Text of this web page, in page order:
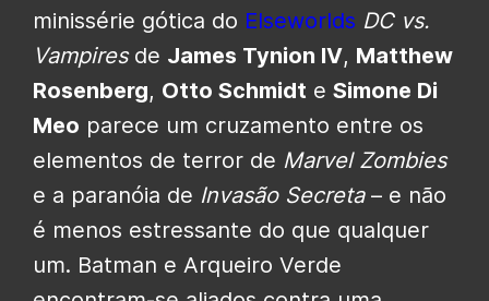
minissérie gótica do Elseworlds DC vs.
Vampiresde James Tynion IV, Matthew
Rosenberg, Otto Schmidt e Simone Di
Meo parece um cruzamento entre os
elementos de terror de Marvel Zombies
e a paranóia de Invasão Secreta– e não
é menos estressante do que qualquer
um. Batman e Arqueiro Verde